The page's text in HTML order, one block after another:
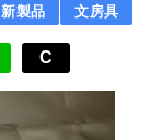
新製品 文房具
C